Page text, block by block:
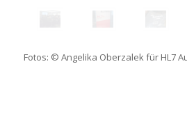
Fotos: © Angelika Oberzalek für HL7